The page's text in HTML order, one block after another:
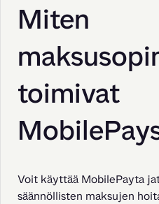
Miten
toimivat
Voit käyttää MobilePayta
säännöllisten maksujen